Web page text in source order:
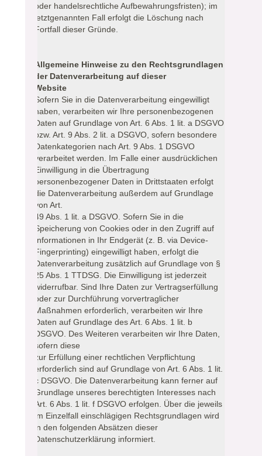
oder handelsrechtliche Aufbewahrungsfristen); im
letztgenannten Fall erfolgt die Löschung nach
Fortfall dieser Gründe.
Allgemeine Hinweise zu den Rechtsgrundlagen
der Datenverarbeitung auf dieser
Website
Sofern Sie in die Datenverarbeitung eingewilligt
haben, verarbeiten wir Ihre personenbezogenen
Daten auf Grundlage von Art. 6 Abs. 1 lit. a DSGVO
bzw. Art. 9 Abs. 2 lit. a DSGVO, sofern besondere
Datenkategorien nach Art. 9 Abs. 1 DSGVO
verarbeitet werden. Im Falle einer ausdrücklichen
Einwilligung in die Übertragung
personenbezogener Daten in Drittstaaten erfolgt
die Datenverarbeitung außerdem auf Grundlage
von Art.
49 Abs. 1 lit. a DSGVO. Sofern Sie in die
Speicherung von Cookies oder in den Zugriff auf
Informationen in Ihr Endgerät (z. B. via Device-
Fingerprinting) eingewilligt haben, erfolgt die
Datenverarbeitung zusätzlich auf Grundlage von §
25 Abs. 1 TTDSG. Die Einwilligung ist jederzeit
widerrufbar. Sind Ihre Daten zur Vertragserfüllung
oder zur Durchführung vorvertraglicher
Maßnahmen erforderlich, verarbeiten wir Ihre
Daten auf Grundlage des Art. 6 Abs. 1 lit. b
DSGVO. Des Weiteren verarbeiten wir Ihre Daten,
sofern diese
zur Erfüllung einer rechtlichen Verpflichtung
erforderlich sind auf Grundlage von Art. 6 Abs. 1 lit.
c DSGVO. Die Datenverarbeitung kann ferner auf
Grundlage unseres berechtigten Interesses nach
Art. 6 Abs. 1 lit. f DSGVO erfolgen. Über die jeweils
im Einzelfall einschlägigen Rechtsgrundlagen wird
in den folgenden Absätzen dieser
Datenschutzerklärung informiert.